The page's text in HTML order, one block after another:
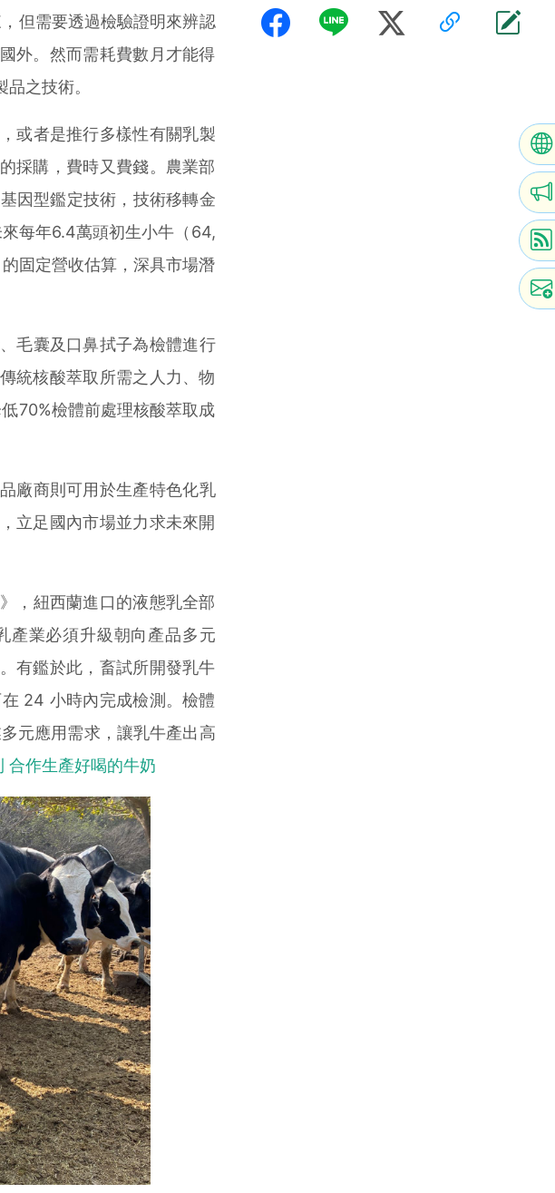
但需要透過檢驗證明來辨認
外。然而需耗費數月才能得
之技術。
或者是推行多樣性有關乳製
採購，費時又費錢。農業部
因型鑑定技術，技術移轉金
每年6.4萬頭初生小牛（64,
固定營收估算，深具市場潛
毛囊及口鼻拭子為檢體進行
統核酸萃取所需之人力、物
70%檢體前處理核酸萃取成
廠商則可用於生產特色化乳
立足國內市場並力求未來開
紐西蘭進口的液態乳全部
產業必須升級朝向產品多元
有鑑於此，畜試所開發乳牛
24 小時內完成檢測。檢體
元應用需求，讓乳牛產出高
合作生產好喝的牛奶